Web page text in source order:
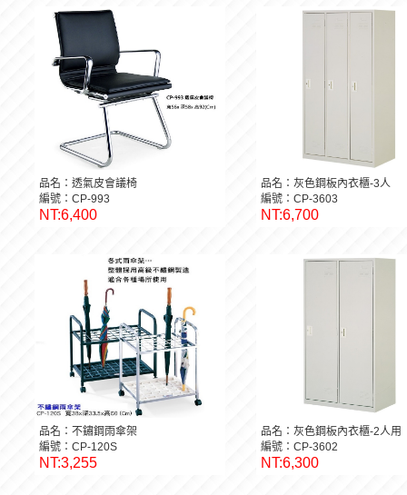
品名：透氣皮會議椅
編號：CP-993
NT:6,400
品名：灰色鋼板內衣櫃-3人
編號：CP-3603
NT:6,700
品名：不鏽鋼雨傘架
編號：CP-120S
NT:3,255
品名：灰色鋼板內衣櫃-2人用
編號：CP-3602
NT:6,300